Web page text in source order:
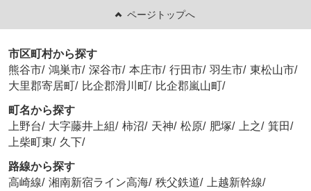
ページトップへ
市区町村から探す
熊谷市/ 鴻巣市/ 深谷市/ 本庄市/ 行田市/ 羽生市/ 東松山市/
大里郡寄居町/ 比企郡滑川町/ 比企郡嵐山町/
町名から探す
上野台/ 大字藤井上組/ 柿沼/ 天神/ 松原/ 肥塚/ 上之/ 箕田/
上柴町東/ 久下/
路線から探す
高崎線/ 湘南新宿ライン高海/ 秩父鉄道/ 上越新幹線/